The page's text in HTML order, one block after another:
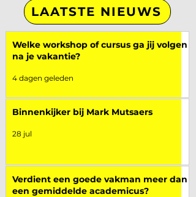
LAATSTE NIEUWS
Welke workshop of cursus ga jij volgen
na je vakantie?
4 dagen geleden
Binnenkijker bij Mark Mutsaers
28 jul
Verdient een goede vakman meer dan
een gemiddelde academicus?